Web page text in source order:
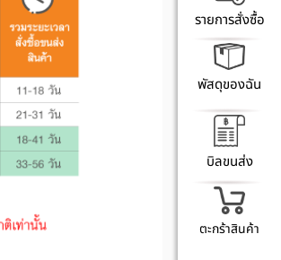
รายการสั่งซื้อ
พัสดุของฉัน
บิลขนส่ง
ตะกร้าสินค้า